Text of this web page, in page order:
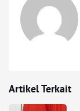
Artikel Terkait